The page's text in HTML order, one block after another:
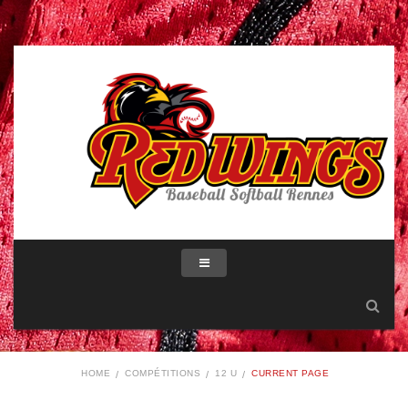
HOME COMPÉTITIONS 12 U CURRENT PAGE